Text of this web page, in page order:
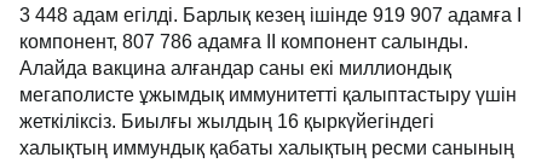
3 448 адам егілді. Барлық кезең ішінде 919 907 адамға I
компонент, 807 786 адамға II компонент салынды.
Алайда вакцина алғандар саны екі миллиондық
мегаполисте ұжымдық иммунитетті қалыптастыру үшін
жеткіліксіз. Биылғы жылдың 16 қыркүйегіндегі
халықтың иммундық қабаты халықтың ресми санының